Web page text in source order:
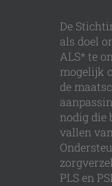
De
als doel
ALS* te
mogelijk
de
nodig die
vallen
PLS en